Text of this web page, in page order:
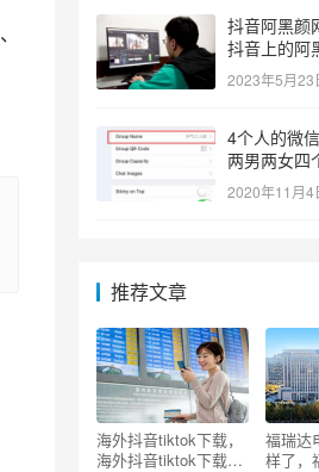
抖音阿黑颜
抖音上的阿
2023年5月23
4个人的微
两男两女四
2020年11月4
推荐文章
海外抖音tiktok下载，
海外抖音tiktok下载官
福瑞达
样了，